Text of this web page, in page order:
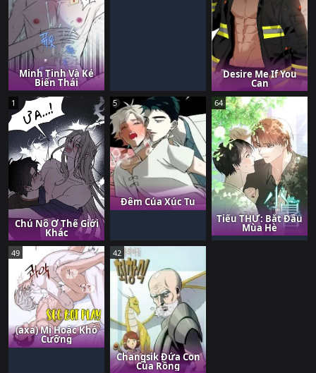
Minh Tinh Và Kẻ
Biến Thái
Desire Me If You
Can
1
Chủ Nô Ở Thế Giới
Khác
5
Đêm Của Xúc Tu
64
Tiểu THỬ: Bắt Đầu
Mùa Hè
49
(axa) Mị Hoặc Khó
Cưỡng
42
Changsik Đứa Con
Của Rồng